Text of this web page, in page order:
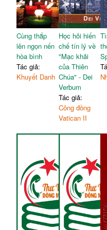
Đề tài 5
Căng thẳng, thách đố và
đào tạo cho hiệp hành
Phương pháp đối thoại trong
Thánh Thần
84
Mẫu báo cáo nhóm - Giáo
dân
Giờ chầu Thánh Thể về
Hiểu đúng giai đoạn thực
Phương pháp đối thoại trong
98
103
Giờ chầu Thánh Thể về
Hiệp hành
Đề tài 7
Lời mời gọi hoán cải
Phương pháp đối thoại trong
112
Cùng thắp
lên ngọn nến
hòa bình
Tác giả:
Khuyết Danh
Học hỏi hiến
chế tín lý về
"Mạc khải
của Thiên
Chúa" - Dei
Verbum
Tác giả:
Công đồng
Vatican II